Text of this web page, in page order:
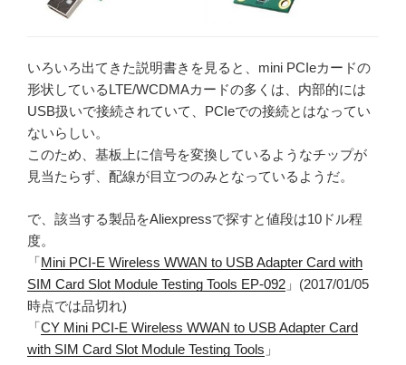
いろいろ出てきた説明書きを見ると、mini PCIeカードの
形状しているLTE/WCDMAカードの多くは、内部的には
USB扱いで接続されていて、PCIeでの接続とはなってい
ないらしい。
このため、基板上に信号を変換しているようなチップが
見当たらず、配線が目立つのみとなっているようだ。
で、該当する製品をAliexpressで探すと値段は10ドル程
度。
「Mini PCI-E Wireless WWAN to USB Adapter Card with
SIM Card Slot Module Testing Tools EP-092 」(2017/01/05
時点では品切れ)
「CY Mini PCI-E Wireless WWAN to USB Adapter Card
with SIM Card Slot Module Testing Tools 」